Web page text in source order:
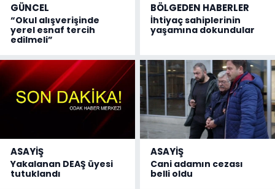
GÜNCEL
“Okul alışverişinde
yerel esnaf tercih
edilmeli”
BÖLGEDEN HABERLER
İhtiyaç sahiplerinin
yaşamına dokundular
ASAYİŞ
Yakalanan DEAŞ üyesi
tutuklandı
ASAYİŞ
Cani adamın cezası
belli oldu